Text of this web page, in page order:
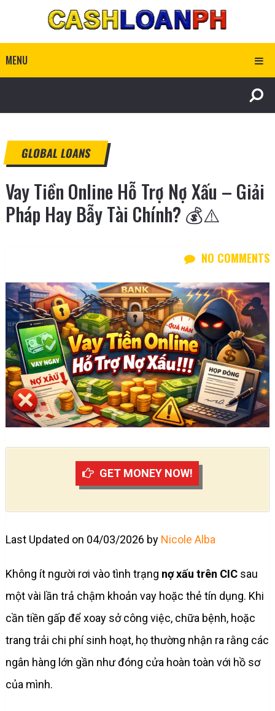
MENU
GLOBAL LOANS
Vay Tiền Online Hỗ Trợ Nợ Xấu – Giải
Pháp Hay Bẫy Tài Chính? 💰⚠️
NO COMMENTS
GET MONEY NOW!
Last Updated on 04/03/2026 by Nicole Alba
Không ít người rơi vào tình trạng nợ xấu trên CICsau
một vài lần trả chậm khoản vay hoặc thẻ tín dụng. Khi
cần tiền gấp để xoay sở công việc, chữa bệnh, hoặc
trang trải chi phí sinh hoạt, họ thường nhận ra rằng các
ngân hàng lớn gần như đóng cửa hoàn toàn với hồ sơ
của mình.